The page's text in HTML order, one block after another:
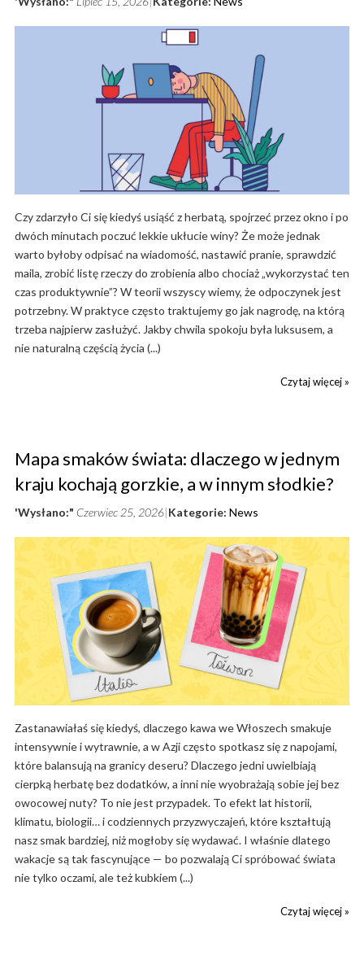
Czy zdarzyło Ci się kiedyś usiąść z herbatą, spojrzeć przez okno i po
dwóch minutach poczuć lekkie ukłucie winy? Że może jednak
warto byłoby odpisać na wiadomość, nastawić pranie, sprawdzić
maila, zrobić listę rzeczy do zrobienia albo chociaż „wykorzystać ten
czas produktywnie”? W teorii wszyscy wiemy, że odpoczynek jest
potrzebny. W praktyce często traktujemy go jak nagrodę, na którą
trzeba najpierw zasłużyć. Jakby chwila spokoju była luksusem, a
nie naturalną częścią życia (...)
Czytaj więcej »
Mapa smaków świata: dlaczego w jednym
kraju kochają gorzkie, a w innym słodkie?
'Wysłano:" Czerwiec 25, 2026 Kategorie: News
Zastanawiałaś się kiedyś, dlaczego kawa we Włoszech smakuje
intensywnie i wytrawnie, a w Azji często spotkasz się z napojami,
które balansują na granicy deseru? Dlaczego jedni uwielbiają
cierpką herbatę bez dodatków, a inni nie wyobrażają sobie jej bez
owocowej nuty? To nie jest przypadek. To efekt lat historii,
klimatu, biologii… i codziennych przyzwyczajeń, które kształtują
nasz smak bardziej, niż mogłoby się wydawać. I właśnie dlatego
wakacje są tak fascynujące — bo pozwalają Ci spróbować świata
nie tylko oczami, ale też kubkiem (...)
Czytaj więcej »